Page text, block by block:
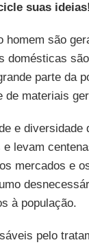
suas ideias!
homem são
domésticas
parte da
de materiais
e diversidade
levam
mercados e
à população.
pelo